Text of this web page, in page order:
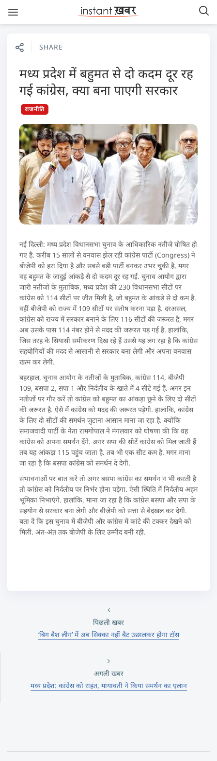
SHARE
मध्य प्रदेश में बहुमत से दो कदम दूर रह
गई कांग्रेस, क्या बना पाएगी सरकार
राजनीति
नई दिल्ली: मध्य प्रदेश विधानसभा चुनाव के आधिकारिक नतीजे घोषित हो
गए हैं. करीब 15 सालों से वनवास झेल रही कांग्रेस पार्टी (Congress) ने
बीजेपी को हरा दिया है और सबसे बड़ी पार्टी बनकर उभर चुकी है, मगर
वह बहुमत के जादुई आंकड़े से दो कदम दूर रह गई. चुनाव आयोग द्वारा
जारी नतीजों के मुताबिक, मध्य प्रदेश की 230 विधानसभा सीटों पर
कांग्रेस को 114 सीटों पर जीत मिली है, जो बहुमत के आंकडे से दो कम है.
वहीं बीजेपी को राज्य में 109 सीटों पर संतोष करना पड़ा है. दरअसल,
कांग्रेस को राज्य में सरकार बनाने के लिए 116 सीटों की जरूरत है, मगर
अब उसके पास 114 नंबर होने से मदद की जरूरत पड़ गई है. हालांकि,
जिस तरह के सियासी समीकरण दिख रहे हैं उससे यह लग रहा है कि कांग्रेस
सहयोगियों की मदद से आसानी से सरकार बना लेगी और अपना वनवास
खत्म कर लेगी.
बहरहाल, चुनाव आयोग के नतीजों के मुताबिक, कांग्रेस 114, बीजेपी
109, बसपा 2, सपा 1 और निर्दलीय के खाते में 4 सीटें गई हैं. अगर इन
नतीजों पर गौर करें तो कांग्रेस को बहुमत का आंकड़ा छूने के लिए दो सीटों
की जरूरत है. ऐसे में कांग्रेस को मदद की जरूरत पड़ेगी. हालांकि, कांग्रेस
के लिए दो सीटों की समर्थन जुटाना आसान माना जा रहा है. क्योंकि
समाजवादी पार्टी के नेता रामगोपाल ने मंगलवार को घोषणा की कि वह
कांग्रेस को अपना समर्थन देंगे. अगर सपा की सीटें कांग्रेस को मिल जाती हैं
तब यह आंकड़ा 115 पहुंच जाता है. तब भी एक सीट कम है. मगर माना
जा रहा है कि बसपा कांग्रेस को समर्थन दे देगी.
संभावनाओं पर बात करे तो अगर बसपा कांग्रेस का समर्थन न भी करती है
तो कांग्रेस को निर्दलीय पर निर्भर होना पड़ेगा. ऐसी स्थिति में निर्दलीय अहम
भूमिका निभाएंगे. हालांकि, माना जा रहा है कि कांग्रेस बसपा और सपा के
सहयोग से सरकार बना लेगी और बीजेपी को सत्ता से बेदखल कर देगी.
बता दें कि इस चुनाव में बीजेपी और कांग्रेस में कांटे की टक्कर देखने को
मिली. अंत-अंत तक बीजेपी के लिए उम्मीद बनी रही.
पिछली खबर
‘बिग बैश लीग’ में अब सिक्का नहीं बैट उछालकर होगा टॉस
अगली खबर
मध्य प्रदेश: कांग्रेस को राहत, मायावती ने किया समर्थन का एलान